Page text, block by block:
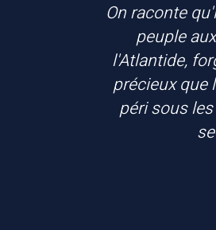
On raconte
peuple
l'Atlantide,
précieux que
péri sous